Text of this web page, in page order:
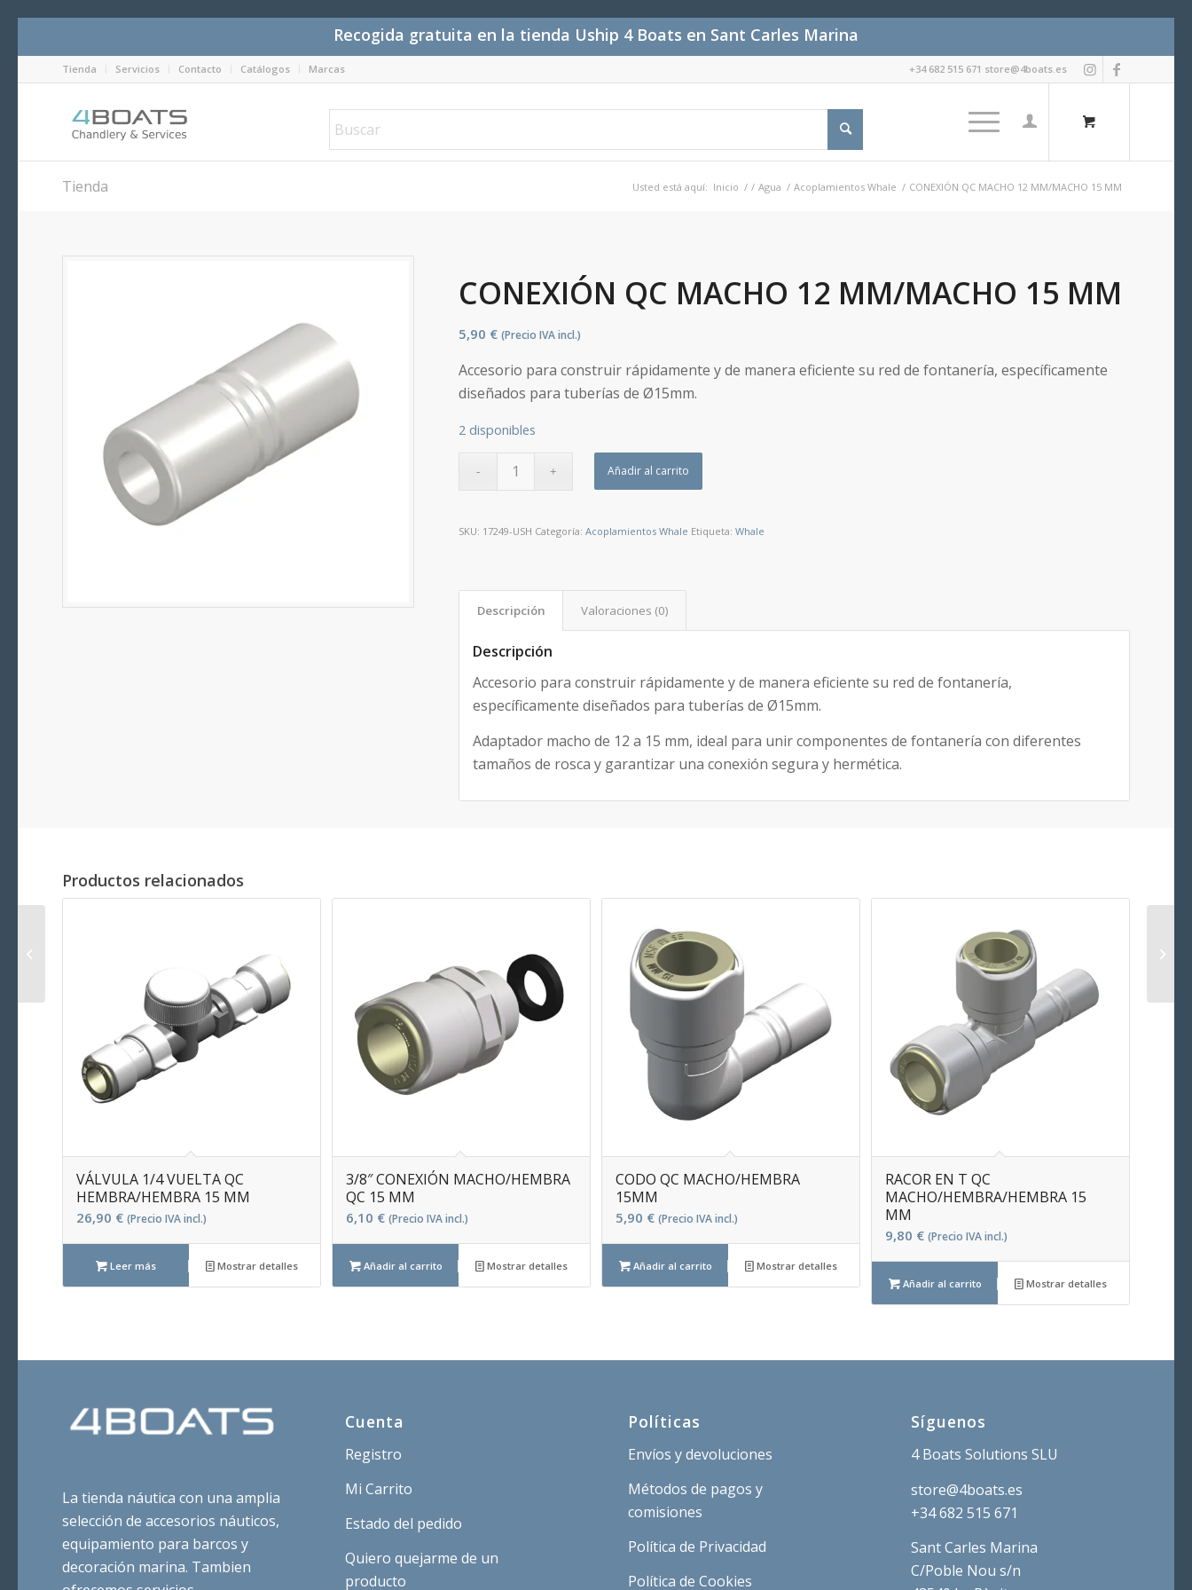
Recogida gratuita en la tienda Uship 4 Boats en Sant Carles Marina
Tienda Servicios Contacto Catálogos Marcas +34 682 515 671 store@4boats.es
Tienda Usted está aquí: Inicio / / Agua / Acoplamientos Whale / CONEXIÓN QC MACHO 12 MM/MACHO 15 MM
CONEXIÓN QC MACHO 12 MM/MACHO 15 MM
5,90 € (Precio IVA incl.)
Accesorio para construir rápidamente y de manera eficiente su red de fontanería, específicamente
diseñados para tuberías de Ø15mm.
2 disponibles
Añadir al carrito
SKU: 17249-USH Categoría:Acoplamientos Whale Etiqueta:Whale
Descripción Valoraciones (0)
Descripción
Accesorio para construir rápidamente y de manera eficiente su red de fontanería,
específicamente diseñados para tuberías de Ø15mm.
Adaptador macho de 12 a 15 mm, ideal para unir componentes de fontanería con diferentes
tamaños de rosca y garantizar una conexión segura y hermética.
Productos relacionados
VÁLVULA 1/4 VUELTA QC
HEMBRA/HEMBRA 15 MM
26,90 € (Precio IVA incl.)
Leer más Mostrar detalles
3/8″ CONEXIÓN MACHO/HEMBRA
QC 15 MM
6,10 € (Precio IVA incl.)
Añadir al carrito Mostrar detalles
CODO QC MACHO/HEMBRA
15MM
5,90 € (Precio IVA incl.)
Añadir al carrito Mostrar detalles
RACOR EN T QC
MACHO/HEMBRA/HEMBRA 15
MM
9,80 € (Precio IVA incl.)
Añadir al carrito Mostrar detalles
La tienda náutica con una amplia
selección de accesorios náuticos,
equipamiento para barcos y
decoración marina. Tambien
Cuenta
Registro
Mi Carrito
Estado del pedido
Quiero quejarme de un
producto
Políticas
Envíos y devoluciones
Métodos de pagos y
comisiones
Política de Privacidad
Política de Cookies
Síguenos
4 Boats Solutions SLU
store@4boats.es
+34 682 515 671
Sant Carles Marina
C/Poble Nou s/n